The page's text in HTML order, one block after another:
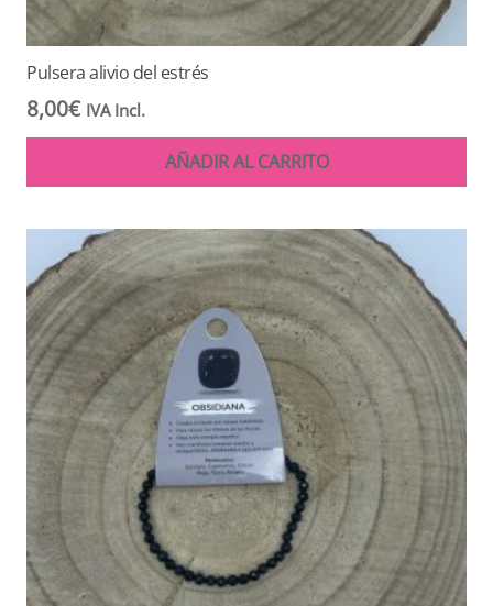
Pulsera alivio del estrés
8,00€ IVA Incl.
AÑADIR AL CARRITO